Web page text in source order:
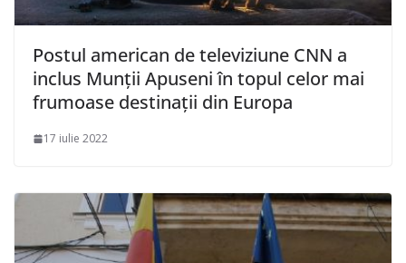
Postul american de televiziune CNN a
inclus Munții Apuseni în topul celor mai
frumoase destinații din Europa
17 iulie 2022